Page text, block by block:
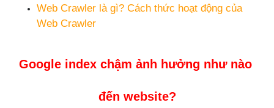
Web Crawler là gì? Cách thức hoạt động của
Web Crawler
Google index chậm ảnh hưởng như nào
đến website?